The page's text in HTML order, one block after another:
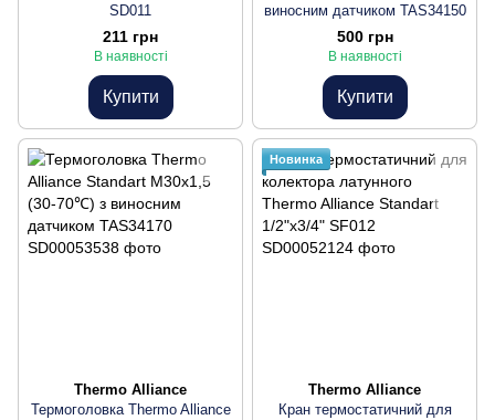
SD011
211 грн
В наявності
Купити
виносним датчиком TAS34150
500 грн
В наявності
Купити
Thermo Alliance
Термоголовка Thermo Alliance
Новинка
Thermo Alliance
Кран термостатичний для